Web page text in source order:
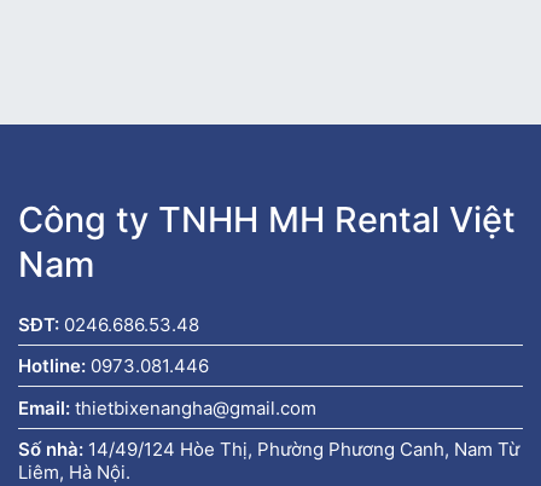
Công ty TNHH MH Rental Việt
Nam
SĐT: 0246.686.53.48
Hotline: 0973.081.446
Email: thietbixenangha@gmail.com
Số nhà: 14/49/124 Hòe Thị, Phường Phương Canh, Nam Từ
Liêm, Hà Nội.